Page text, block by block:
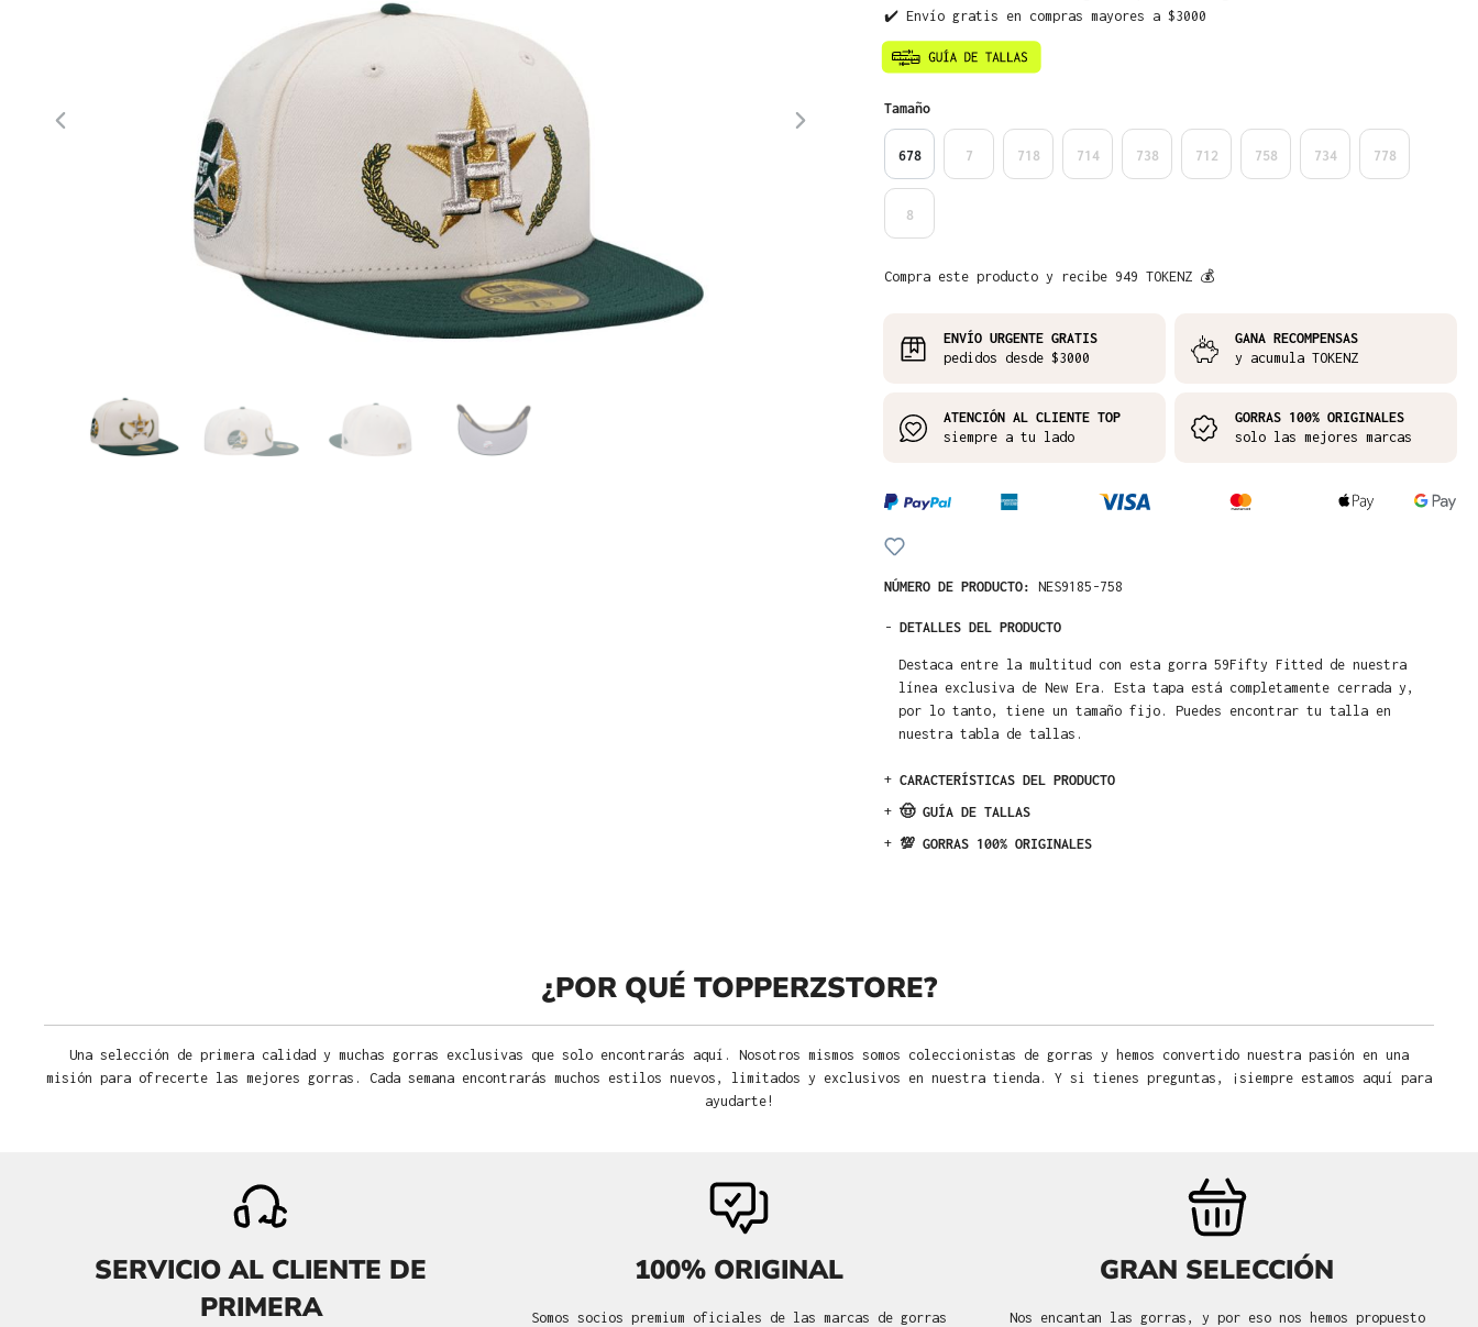
✔️ Envío gratis en compras mayores a $3000
Seleccione
Tamaño
678 7 718 714 738 712 758 734 778
8
Compra este producto y recibe 949 TOKENZ 💰
ENVÍO URGENTE GRATIS
pedidos desde $3000
GANA RECOMPENSAS
y acumula TOKENZ
ATENCIÓN AL CLIENTE TOP
siempre a tu lado
GORRAS 100% ORIGINALES
solo las mejores marcas
NÚMERO DE PRODUCTO: NES9185-758
- DETALLES DEL PRODUCTO
Destaca entre la multitud con esta gorra 59Fifty Fitted de nuestra
línea exclusiva de New Era. Esta tapa está completamente cerrada y,
por lo tanto, tiene un tamaño fijo. Puedes encontrar tu talla en
nuestra tabla de tallas.
+ CARACTERÍSTICAS DEL PRODUCTO
+ 🤠 GUÍA DE TALLAS
+ 💯 GORRAS 100% ORIGINALES
¿POR QUÉ TOPPERZSTORE?
Una selección de primera calidad y muchas gorras exclusivas que solo encontrarás aquí. Nosotros mismos somos coleccionistas de gorras y hemos convertido nuestra pasión en una
misión para ofrecerte las mejores gorras. Cada semana encontrarás muchos estilos nuevos, limitados y exclusivos en nuestra tienda. Y si tienes preguntas, ¡siempre estamos aquí para
ayudarte!
SERVICIO AL CLIENTE DE
PRIMERA
100% ORIGINAL
Somos socios premium oficiales de las marcas de gorras
GRAN SELECCIÓN
Nos encantan las gorras, y por eso nos hemos propuesto